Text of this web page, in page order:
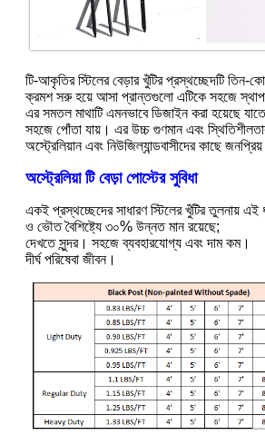
টি-আকৃতির স্টিলের বেড়ার খুঁটির প্রস্থচ্ছেদটি তিন-
ক্রমশ সরু হয়ে আসা প্রান্তগুলো এটিকে সহজে
এর সমতল মাথাটি এমনভাবে ডিজাইন করা হয়েছে যাতে
সহজে পোঁতা যায়। এর উচ্চ গুণমান এবং
অস্ট্রেলিয়ান এবং নিউজিল্যান্ডবাসীদের কাছে
অস্ট্রেলিয়া টি বেড়া পোস্টের সুবিধা
একই প্রস্থচ্ছেদের সাধারণ স্টিলের খুঁটির তুলনায় এই
ও ভৌত বৈশিষ্ট্যে ৩০% উন্নত মান রয়েছে;
দেখতে সুন্দর। সহজে ব্যবহারযোগ্য এবং দাম কম।
দীর্ঘ পরিষেবা জীবন।